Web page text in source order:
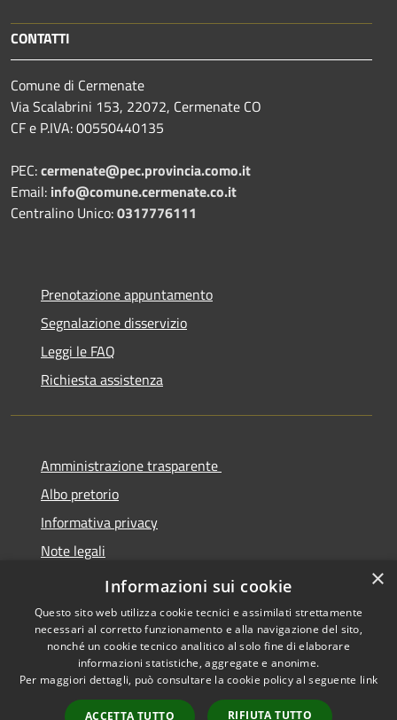
CONTATTI
Comune di Cermenate
Via Scalabrini 153, 22072, Cermenate CO
CF e P.IVA: 00550440135
PEC:cermenate@pec.provincia.como.it
Email: info@comune.cermenate.co.it
Centralino Unico:0317776111
Prenotazione appuntamento
Segnalazione disservizio
Leggi le FAQ
Richiesta assistenza
Amministrazione trasparente
Albo pretorio
Informativa privacy
Note legali
Dichiarazione di accessibilità
Accessibilità
Copyright © 2026 • Comune di
Cermenate • Powered by
Municipium• Accesso
×
Informazioni sui cookie
Questo sito web utilizza cookie tecnici e assimilati strettamente
necessari al corretto funzionamento e alla navigazione del sito,
nonché un cookie tecnico analitico al solo fine di elaborare
informazioni statistiche, aggregate e anonime.
Per maggiori dettagli, può consultare la cookie policy al seguente link
ACCETTA TUTTO RIFIUTA TUTTO